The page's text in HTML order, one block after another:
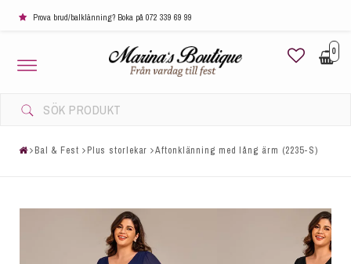
Prova brud/balklänning? Boka på 072 339 69 99
0
Toggle
Bal & Fest Plus storlekar Aftonklänning med lång ärm (2235-S)